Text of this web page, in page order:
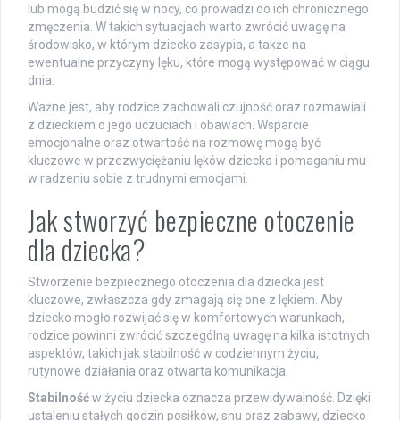
lub mogą budzić się w nocy, co prowadzi do ich chronicznego
zmęczenia. W takich sytuacjach warto zwrócić uwagę na
środowisko, w którym dziecko zasypia, a także na
ewentualne przyczyny lęku, które mogą występować w ciągu
dnia.
Ważne jest, aby rodzice zachowali czujność oraz rozmawiali
z dzieckiem o jego uczuciach i obawach. Wsparcie
emocjonalne oraz otwartość na rozmowę mogą być
kluczowe w przezwyciężaniu lęków dziecka i pomaganiu mu
w radzeniu sobie z trudnymi emocjami.
Jak stworzyć bezpieczne otoczenie
dla dziecka?
Stworzenie bezpiecznego otoczenia dla dziecka jest
kluczowe, zwłaszcza gdy zmagają się one z lękiem. Aby
dziecko mogło rozwijać się w komfortowych warunkach,
rodzice powinni zwrócić szczególną uwagę na kilka istotnych
aspektów, takich jak stabilność w codziennym życiu,
rutynowe działania oraz otwarta komunikacja.
Stabilnośćw życiu dziecka oznacza przewidywalność. Dzięki
ustaleniu stałych godzin posiłków, snu oraz zabawy, dziecko